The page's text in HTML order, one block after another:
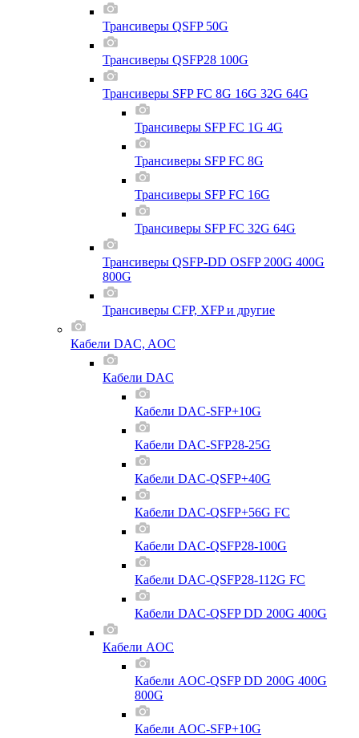
Трансиверы QSFP 50G
Трансиверы QSFP28 100G
Трансиверы SFP FC 8G 16G 32G 64G
Трансиверы SFP FC 1G 4G
Трансиверы SFP FC 8G
Трансиверы SFP FC 16G
Трансиверы SFP FC 32G 64G
Трансиверы QSFP-DD OSFP 200G 400G
800G
Трансиверы CFP, XFP и другие
Кабели DAC, AOC
Кабели DAC
Кабели DAC-SFP+10G
Кабели DAC-SFP28-25G
Кабели DAC-QSFP+40G
Кабели DAC-QSFP+56G FC
Кабели DAC-QSFP28-100G
Кабели DAC-QSFP28-112G FC
Кабели DAC-QSFP DD 200G 400G
Кабели AOC
Кабели AOC-QSFP DD 200G 400G
800G
Кабели AOC-SFP+10G